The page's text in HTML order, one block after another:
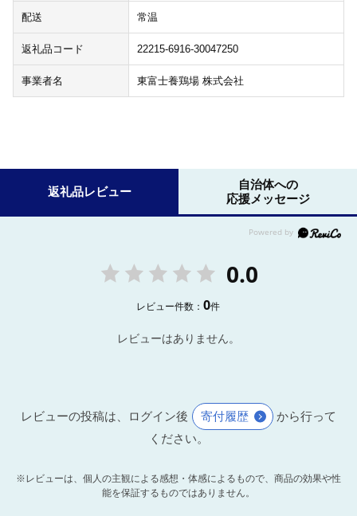
配送 常温
返礼品コード 22215-6916-30047250
事業者名 東富士養鶏場 株式会社
返礼品レビュー
自治体への
応援メッセージ
0.0
レビュー件数：0件
レビューはありません。
レビューの投稿は、ログイン後 寄付履歴
から行って
ください。
※レビューは、個人の主観による感想・体感によるもので、商品の効果や性
能を保証するものではありません。